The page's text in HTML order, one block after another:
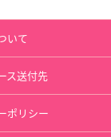
いて
ス送付先
ポリシー